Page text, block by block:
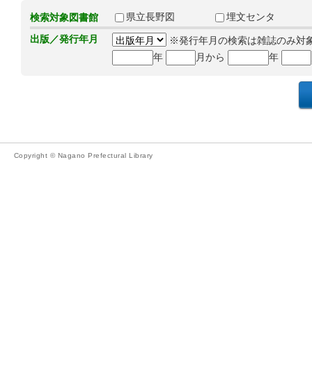
検索対象図書館 県立長野図
埋文センタ
出版／発行年月
※発行年月の検索は雑誌のみ対
年
月から 年
Copyright © Nagano Prefectural Library